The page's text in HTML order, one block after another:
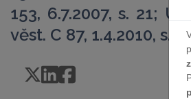
153, 6.7.2007, s. 21;
věst. C 87, 1.4.2010, s.